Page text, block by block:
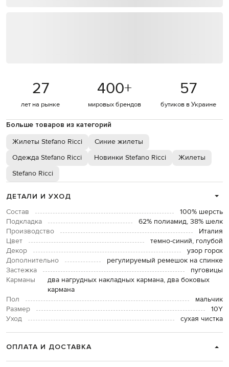
27
лет на рынке
400+
мировых брендов
57
бутиков в Украине
Больше товаров из категорий
Жилеты Stefano Ricci
Синие жилеты
Одежда Stefano Ricci
Новинки Stefano Ricci
Жилеты
Stefano Ricci
ДЕТАЛИ И УХОД
Состав
100% шерсть
Подкладка
62% полиамид, 38% шелк
Производство
Италия
Цвет
темно-синий, голубой
Декор
узор горох
Дополнительно
регулируемый ремешок на спинке
Застежка
пуговицы
Карманы
два нагрудных накладных кармана, два боковых
кармана
Пол
мальчик
Размер
10Y
Уход
сухая чистка
ОПЛАТА И ДОСТАВКА